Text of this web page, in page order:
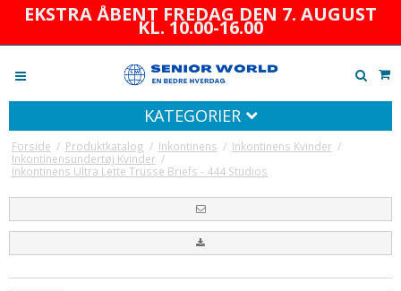
EKSTRA ÅBENT FREDAG DEN 7. AUGUST
KL. 10.00-16.00
KATEGORIER
Forside / Produktkatalog / Inkontinens / Inkontinens Kvinder /
Inkontinensundertøj Kvinder /
Inkontinens Ultra Lette Trusse Briefs - 444 Studios